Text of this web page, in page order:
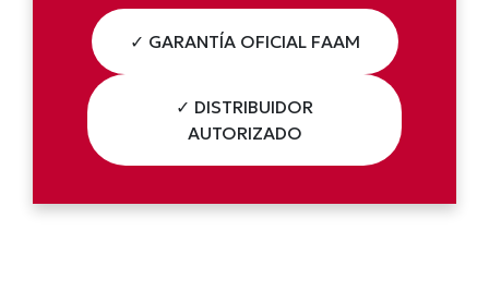
✓ GARANTÍA OFICIAL FAAM
✓ DISTRIBUIDOR
AUTORIZADO